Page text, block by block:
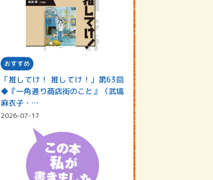
おすすめ
「推してけ！ 推してけ！」第63回
◆『一角通り商店街のこと』（武塙
麻衣子・…
2026-07-17